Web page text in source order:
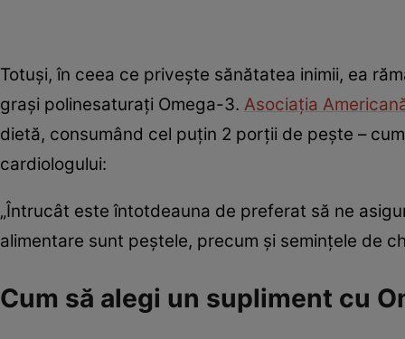
Totuși, în ceea ce privește sănătatea inimii, ea
grași polinesaturați Omega-3. Asociația
dietă, consumând cel puțin 2 porții de pește –
cardiologului:
„Întrucât este întotdeauna de preferat să ne
alimentare sunt peștele, precum și semințele de
Cum să alegi un supliment cu